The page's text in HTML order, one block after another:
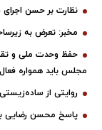
نظارت بر حسن اجرای
مخبر: تعرض به
حفظ وحدت ملی و
مجلس باید همواره
روایتی از
پاسخ محسن رضایی